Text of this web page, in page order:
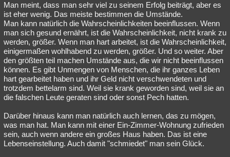
Man meint, dass man sehr viel zu seinem Erfolg beiträgt, aber es
ist eher wenig. Das meiste bestimmen die Umstände.
Man kann natürlich die Wahrscheinlichkeiten beeinflussen. Wenn
man sich gesund ernährt, ist die Wahrscheinlichkeit, nicht krank zu
werden, größer. Wenn man hart arbeitet, ist die Wahrscheinlichkeit,
einigermaßen wohlhabend zu werden, größer. Und so weiter. Aber
den größten teil machen Umstände aus, die wir nicht beeinflussen
können. Es gibt Unmengen von Menschen, die ihr ganzes Leben
hart gearbeitet haben und ihr Geld nicht verschwendeten und
trotzdem bettelarm sind. Weil sie krank geworden sind, weil sie an
die falschen Leute geraten sind oder sonst Pech hatten.
Darüber hinaus kann man natürlich auch lernen, das zu mögen,
was man hat. Man kann mit einer Ein-Zimmer-Wohnung zufrieden
sein, auch wenn andere ein großes Haus haben. Das ist eine
Lebenseinstellung. Auch damit "schmiedet" man sein Glück.